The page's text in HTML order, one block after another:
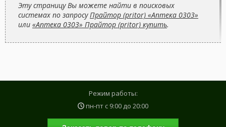
Эту страницу Вы можете найти в поисковых
системах по запросуПрайтор (pritor) «Аптека 0303»
или «Аптека 0303» Прайтор (pritor) купить.
Режим работы:
пн-пт с 9:00 до 20:00